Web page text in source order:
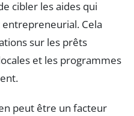
cibler les aides qui
Cela
sur les prêts
et les programmes
peut être un facteur